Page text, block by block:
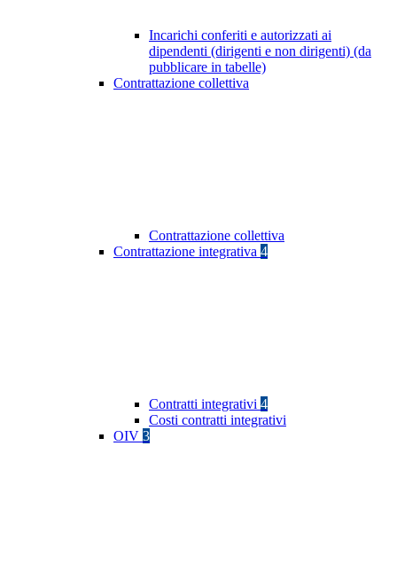
Incarichi conferiti e autorizzati ai
dipendenti (dirigenti e non dirigenti) (da
pubblicare in tabelle)
Contrattazione collettiva
Contrattazione collettiva
Contrattazione integrativa 4
Contratti integrativi 4
Costi contratti integrativi
OIV 3